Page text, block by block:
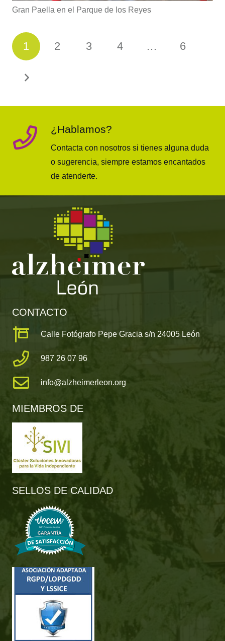
Gran Paella en el Parque de los Reyes
1 2 3 4 … 6
¿Hablamos?
Contacta con nosotros si tienes alguna duda
o sugerencia, siempre estamos encantados
de atenderte.
CONTACTO
Calle Fotógrafo Pepe Gracia s/n 24005 León
987 26 07 96
info@alzheimerleon.org
MIEMBROS DE
SELLOS DE CALIDAD